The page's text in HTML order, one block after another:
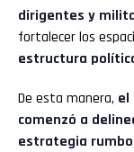
dirigentes y
fortalecer los
estructura
De esta manera, el
comenzó a
estrategia rumbo